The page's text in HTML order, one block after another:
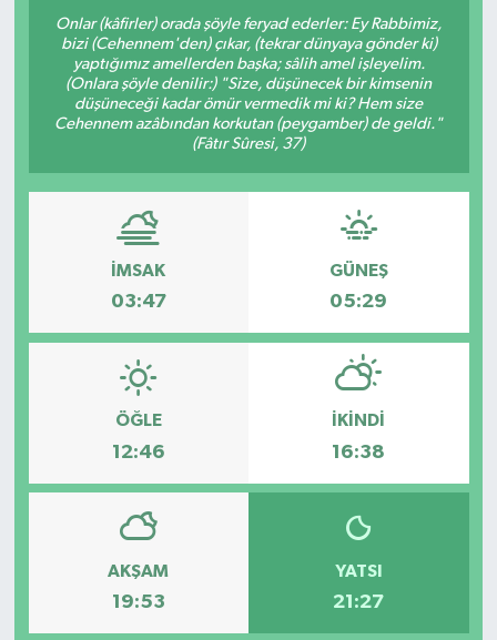
Onlar (kâfirler) orada şöyle feryad ederler: Ey Rabbimiz,
bizi (Cehennem'den) çıkar, (tekrar dünyaya gönder ki)
yaptığımız amellerden başka; sâlih amel işleyelim.
(Onlara şöyle denilir:) "Size, düşünecek bir kimsenin
düşüneceği kadar ömür vermedik mi ki? Hem size
Cehennem azâbından korkutan (peygamber) de geldi."
(Fâtır Sûresi, 37)
İMSAK
03:47
GÜNEŞ
05:29
ÖĞLE
12:46
İKINDI
16:38
AKŞAM
19:53
YATSI
21:27